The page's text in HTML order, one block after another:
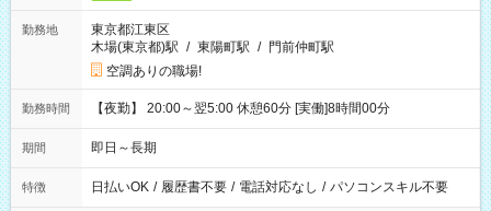
勤務地
東京都江東区
木場(東京都)駅 / 東陽町駅 / 門前仲町駅
空調ありの職場!
勤務時間 【夜勤】 20:00～翌5:00 休憩60分 [実働]8時間00分
期間 即日～長期
特徴 日払いOK / 履歴書不要 / 電話対応なし / パソコンスキル不要